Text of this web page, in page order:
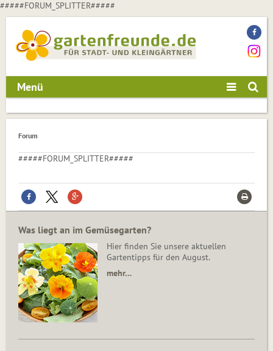
#####FORUM_SPLITTER#####
Menü
Forum
#####FORUM_SPLITTER#####
Was liegt an im Gemüsegarten?
Hier finden Sie unsere aktuellen
Gartentipps für den August.
mehr…